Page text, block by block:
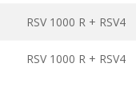
RSV 1000 R + RSV4
RSV 1000 R + RSV4